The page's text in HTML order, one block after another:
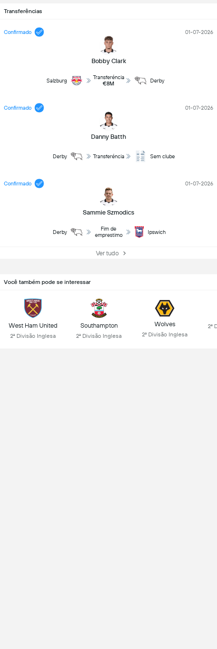
Transferências
Confirmado
Bobby Clark
01-07-2026
Salzburg
Transferéncia
€8M
Derby
Confirmado
Danny Batth
01-07-2026
Derby Transferéncia Sem clube
Confirmado
Sammie Szmodics
01-07-2026
Derby
Fim de
emprestimo
Ipswich
Ver tudo
Você também pode se interessar
West Ham United
2ª Divisão Inglesa
Southampton
2ª Divisão Inglesa
Wolves
2ª Divisão Inglesa
2ª